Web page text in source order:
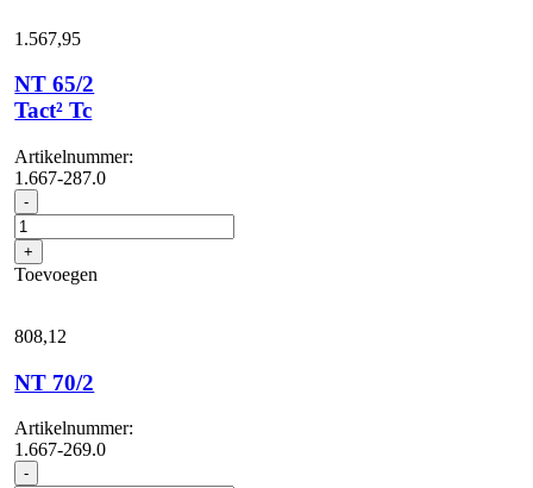
1.567,95
NT 65/2
Tact² Tc
Artikelnummer:
1.667-287.0
- NT
65/2
Tact²
Tc
aantal
+
Toevoegen
808,12
NT 70/2
Artikelnummer:
1.667-269.0
- NT